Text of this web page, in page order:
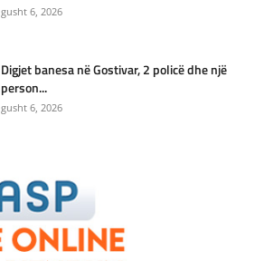
gusht 6, 2026
Digjet banesa në Gostivar, 2 policë dhe një
person...
gusht 6, 2026